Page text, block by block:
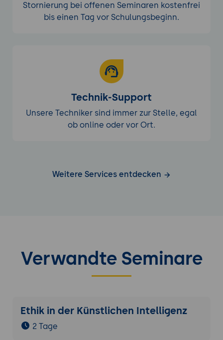
Stornierung bei offenen Seminaren kostenfrei
bis einen Tag vor Schulungsbeginn.
Technik-Support
Unsere Techniker sind immer zur Stelle, egal
ob online oder vor Ort.
Weitere Services entdecken
Verwandte Seminare
Ethik in der Künstlichen Intelligenz
2 Tage